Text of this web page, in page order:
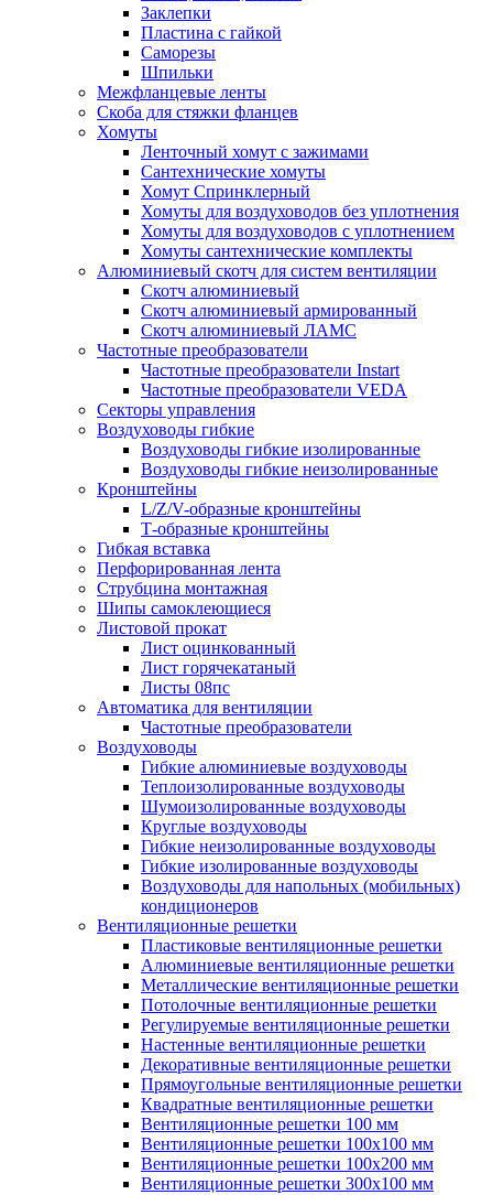
Заклепки
Пластина с гайкой
Саморезы
Шпильки
Межфланцевые ленты
Скоба для стяжки фланцев
Хомуты
Ленточный хомут с зажимами
Сантехнические хомуты
Хомут Спринклерный
Хомуты для воздуховодов без уплотнения
Хомуты для воздуховодов с уплотнением
Хомуты сантехнические комплекты
Алюминиевый скотч для систем вентиляции
Скотч алюминиевый
Скотч алюминиевый армированный
Скотч алюминиевый ЛАМС
Частотные преобразователи
Частотные преобразователи Instart
Частотные преобразователи VEDA
Секторы управления
Воздуховоды гибкие
Воздуховоды гибкие изолированные
Воздуховоды гибкие неизолированные
Кронштейны
L/Z/V-образные кронштейны
Т-образные кронштейны
Гибкая вставка
Перфорированная лента
Струбцина монтажная
Шипы самоклеющиеся
Листовой прокат
Лист оцинкованный
Лист горячекатаный
Листы 08пс
Автоматика для вентиляции
Частотные преобразователи
Воздуховоды
Гибкие алюминиевые воздуховоды
Теплоизолированные воздуховоды
Шумоизолированные воздуховоды
Круглые воздуховоды
Гибкие неизолированные воздуховоды
Гибкие изолированные воздуховоды
Воздуховоды для напольных (мобильных)
кондиционеров
Вентиляционные решетки
Пластиковые вентиляционные решетки
Алюминиевые вентиляционные решетки
Металлические вентиляционные решетки
Потолочные вентиляционные решетки
Регулируемые вентиляционные решетки
Настенные вентиляционные решетки
Декоративные вентиляционные решетки
Прямоугольные вентиляционные решетки
Квадратные вентиляционные решетки
Вентиляционные решетки 100 мм
Вентиляционные решетки 100х100 мм
Вентиляционные решетки 100х200 мм
Вентиляционные решетки 300х100 мм